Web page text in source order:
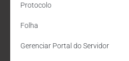
Protocolo
Folha
Gerenciar Portal do Servidor